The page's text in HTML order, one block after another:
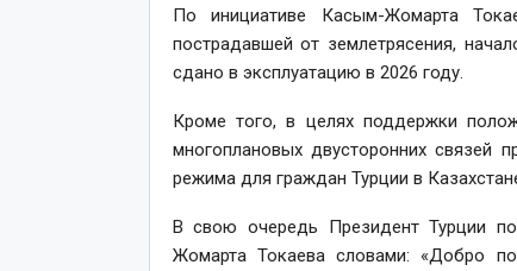
По инициативе Касым-Жомарта
пострадавшей от землетрясения,
сдано в эксплуатацию в 2026 году.
Кроме того, в целях поддержки
многоплановых двусторонних связей
режима для граждан Турции в
В свою очередь Президент Турции
Жомарта Токаева словами: «Добро